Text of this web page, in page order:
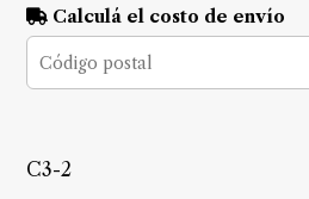
Calculá el costo de envío
C3-2